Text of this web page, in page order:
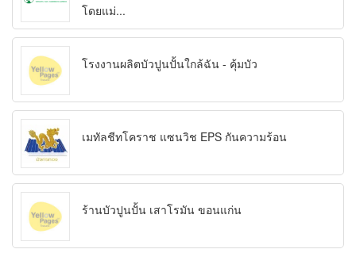
โดยแม่...
โรงงานผลิตบัวปูนปั้นใกล้ฉัน - คุ้มบัว
เมทัลชีทโคราช แซนวิช EPS กันความร้อน
ร้านบัวปูนปั้น เสาโรมัน ขอนแก่น